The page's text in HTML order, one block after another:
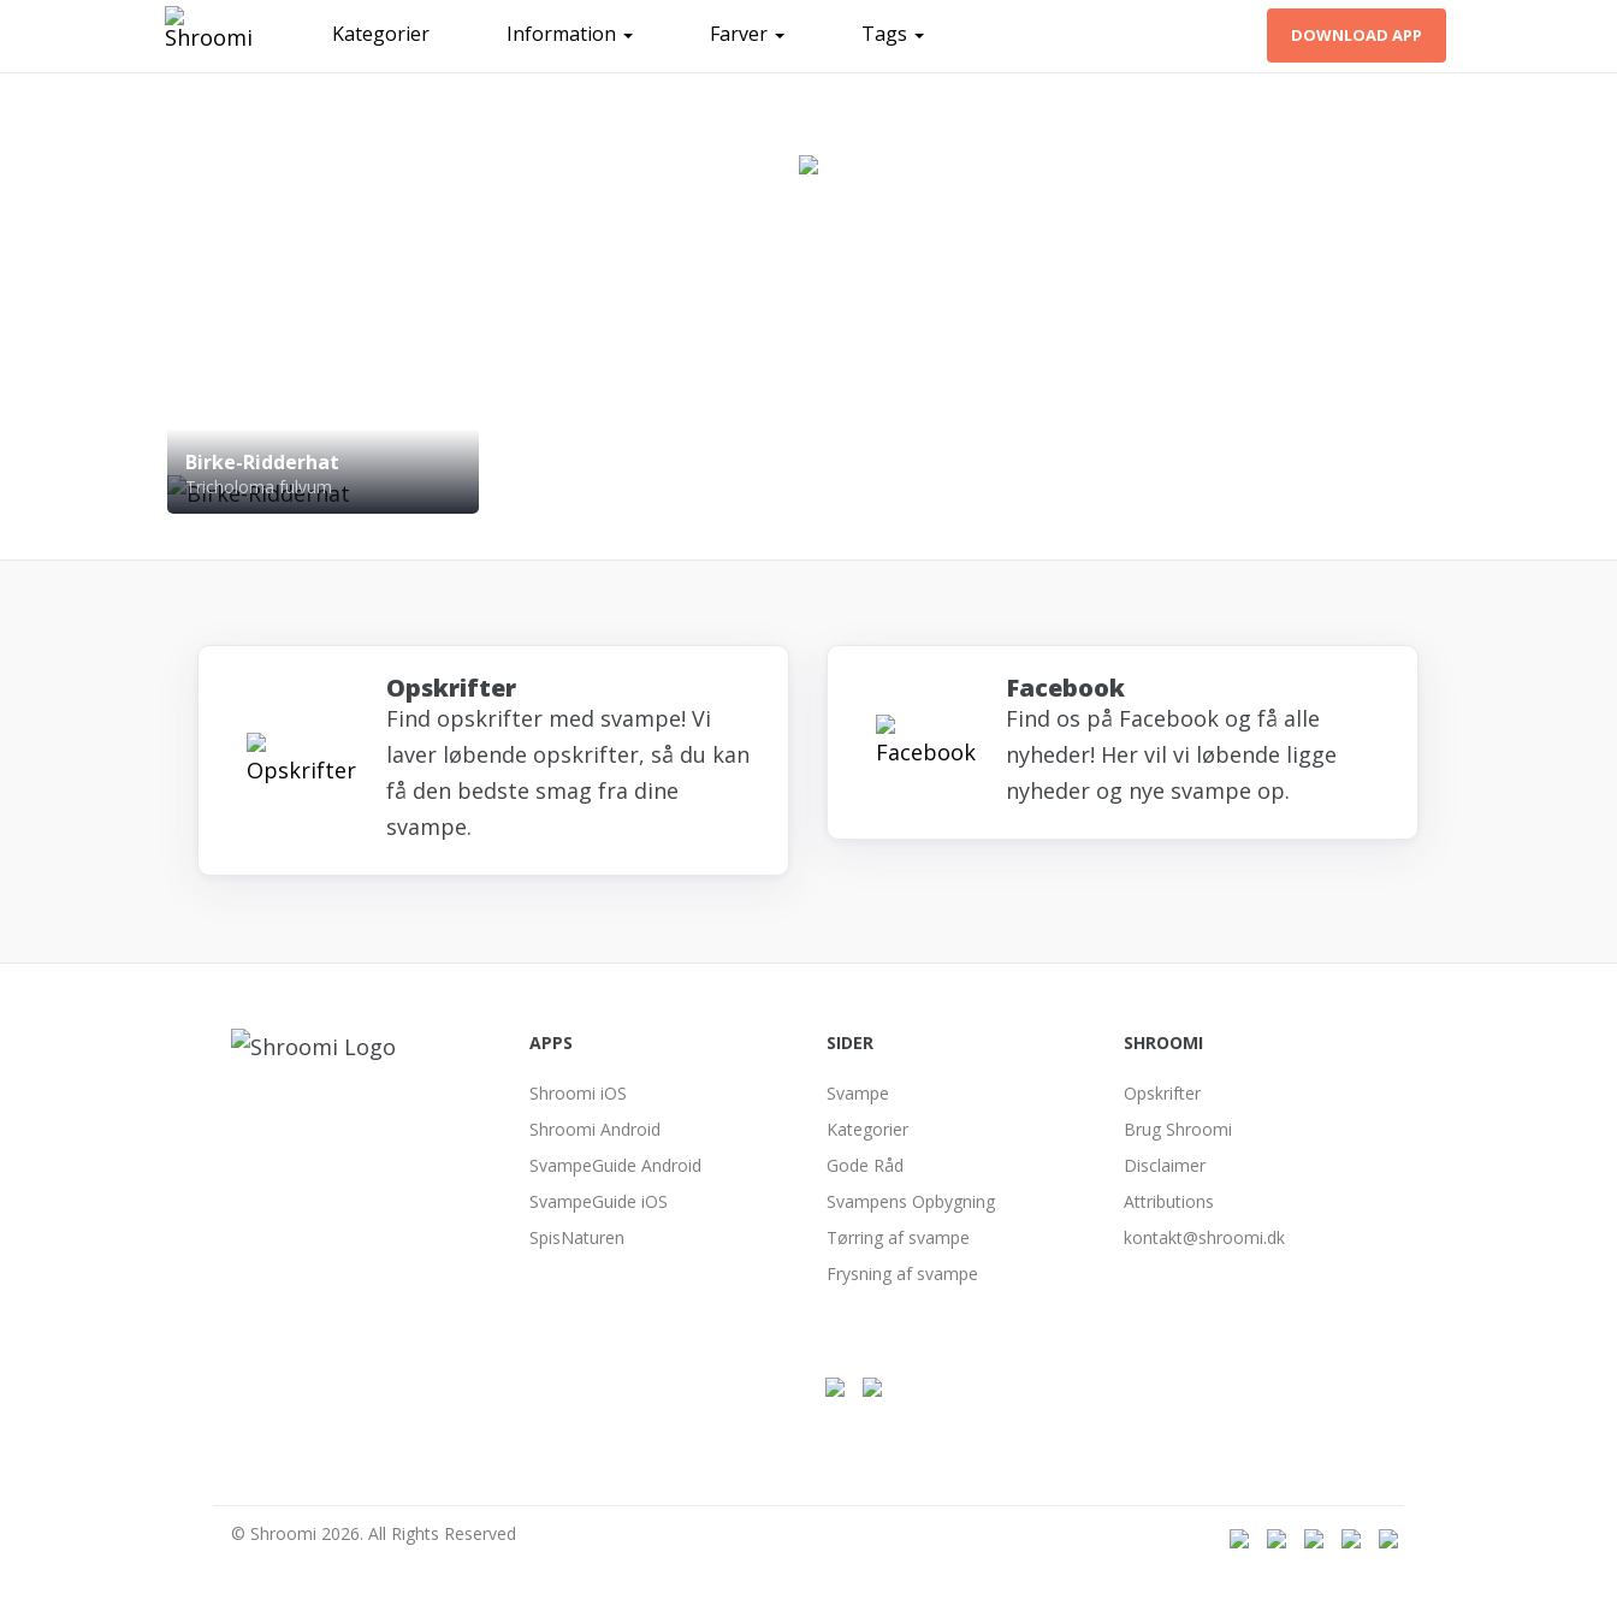
Kategorier Information Farver Tags DOWNLOAD APP
Birke-Ridderhat
Tricholoma fulvum
Opskrifter
Find opskrifter med svampe! Vi
laver løbende opskrifter, så du kan
få den bedste smag fra dine
svampe.
Facebook
Find os på Facebook og få alle
nyheder! Her vil vi løbende ligge
nyheder og nye svampe op.
APPS
Shroomi iOS
Shroomi Android
SvampeGuide Android
SvampeGuide iOS
SpisNaturen
SIDER
Svampe
Kategorier
Gode Råd
Svampens Opbygning
Tørring af svampe
Frysning af svampe
SHROOMI
Opskrifter
Brug Shroomi
Disclaimer
Attributions
kontakt@shroomi.dk
© Shroomi 2026. All Rights Reserved